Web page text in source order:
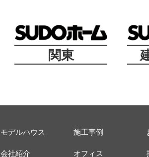
関東
モデルハウス 施工事例
会社紹介 オフィス